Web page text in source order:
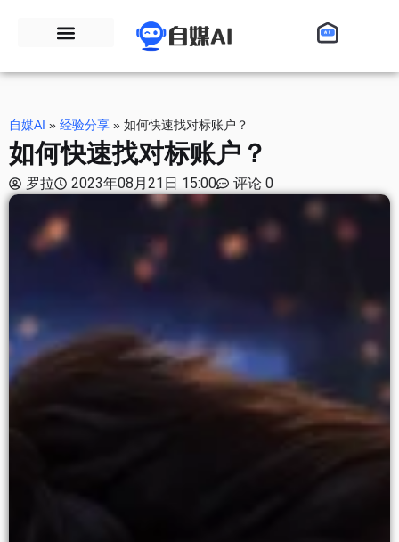
自媒AI » 经验分享 » 如何快速找对标账户？
如何快速找对标账户？
罗拉 2023年08月21日 15:00 评论 0